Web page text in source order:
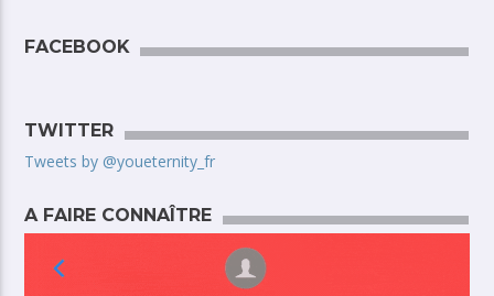
FACEBOOK
TWITTER
Tweets by @youeternity_fr
A FAIRE CONNAÎTRE